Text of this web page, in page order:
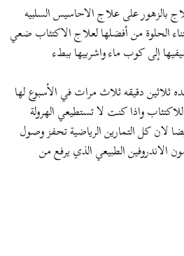
بالزهور على علاج الاحاسيس السلبيه
الحلوة من أفضلها لعلاج الاكتئاب ضعي
إلى كوب ماء واشربيها ببطء
ثلاثين دقيقه ثلاث مرات في الأسبوع لها
واذا كنت لا تستطيعي الهرولة
لان كل التمارين الرياضية تحفز وصول
الاندروفين الطبيعي الذي يرفع من